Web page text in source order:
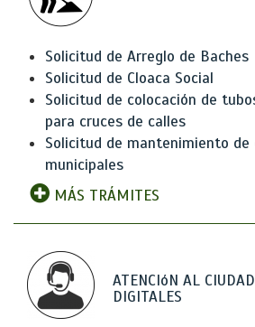
Solicitud de Arreglo de Baches
Solicitud de Cloaca Social
Solicitud de colocación de
para cruces de calles
Solicitud de mantenimiento de
municipales
MÁS TRÁMITES
ATENCIóN AL
DIGITALES